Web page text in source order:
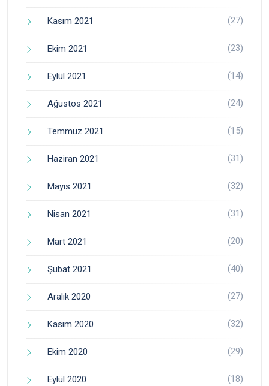
Kasım 2021 (27)
Ekim 2021 (23)
Eylül 2021 (14)
Ağustos 2021 (24)
Temmuz 2021 (15)
Haziran 2021 (31)
Mayıs 2021 (32)
Nisan 2021 (31)
Mart 2021 (20)
Şubat 2021 (40)
Aralık 2020 (27)
Kasım 2020 (32)
Ekim 2020 (29)
Eylül 2020 (18)